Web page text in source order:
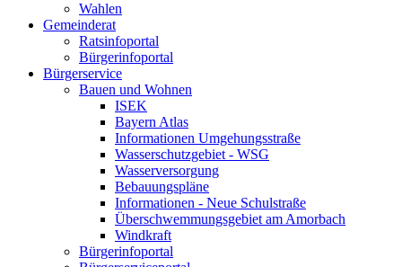
Wahlen
Gemeinderat
Ratsinfoportal
Bürgerinfoportal
Bürgerservice
Bauen und Wohnen
ISEK
Bayern Atlas
Informationen Umgehungsstraße
Wasserschutzgebiet - WSG
Wasserversorgung
Bebauungspläne
Informationen - Neue Schulstraße
Überschwemmungsgebiet am Amorbach
Windkraft
Bürgerinfoportal